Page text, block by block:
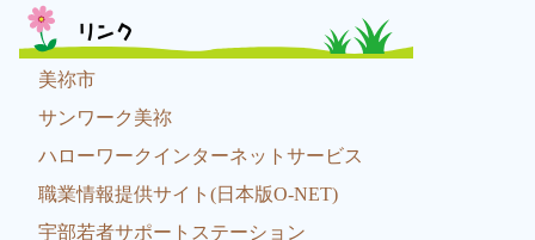
リンク
美祢市
サンワーク美祢
ハローワークインターネットサービス
職業情報提供サイト(日本版O-NET)
宇部若者サポートステーション